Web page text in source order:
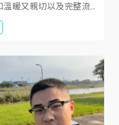
暖又親切以及完整流...